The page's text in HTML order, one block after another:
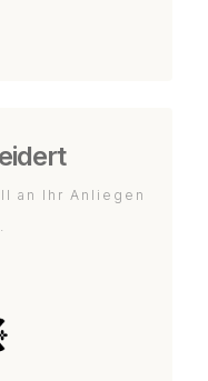
an Ihr Anliegen